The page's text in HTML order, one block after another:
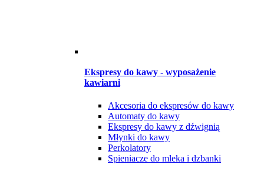
Ekspresy do kawy - wyposażenie
kawiarni
Akcesoria do ekspresów do kawy
Automaty do kawy
Ekspresy do kawy z dźwignią
Młynki do kawy
Perkolatory
Spieniacze do mleka i dzbanki